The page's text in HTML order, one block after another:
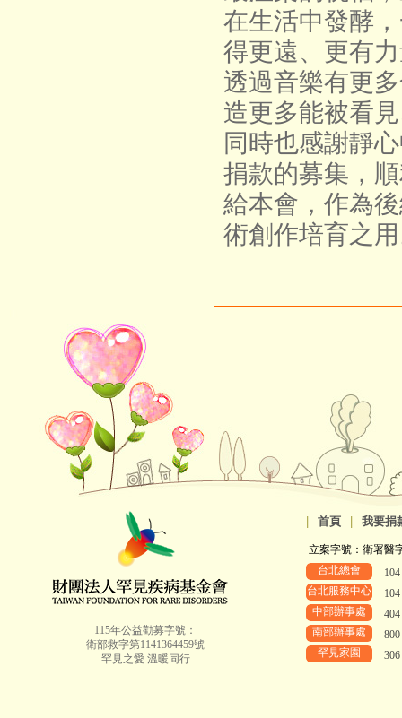
在生活中發酵
得更遠、更有
透過音樂有更
造更多能被看
同時也感謝靜
捐款的募集，
給本會，作為
術創作培育之
115年公益勸募字號：
衛部救字第1141364459號
罕見之愛 溫暖同行
首頁 我要捐
立案字號：衛署醫
台北總會
台北服務中心
中部辦事處
南部辦事處
罕見家園